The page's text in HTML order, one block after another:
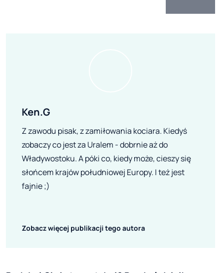
Ken.G
Z zawodu pisak, z zamiłowania kociara. Kiedyś
zobaczy co jest za Uralem - dobrnie aż do
Władywostoku. A póki co, kiedy może, cieszy się
słońcem krajów południowej Europy. I też jest
fajnie ;)
Zobacz więcej publikacji tego autora